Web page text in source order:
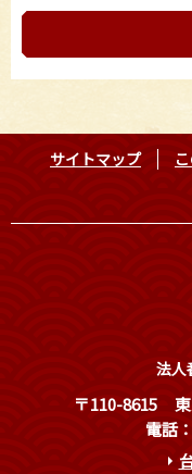
サイトマップ
法人
〒110-8615
電話